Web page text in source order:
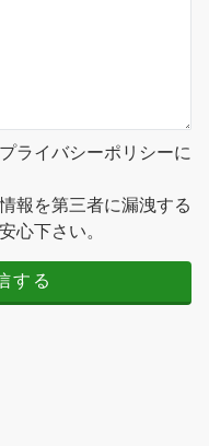
ライバシーポリシーに
報を第三者に漏洩する
心下さい。